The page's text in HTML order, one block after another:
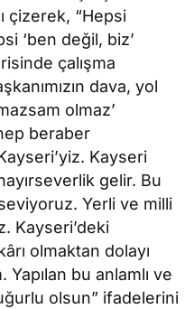
çizerek, “Hepsi
‘ben değil, biz’
çalışma
dava, yol
olmaz’
beraber
Kayseri
gelir. Bu
Yerli ve milli
Kayseri’deki
olmaktan dolayı
bu anlamlı ve
olsun” ifadelerini